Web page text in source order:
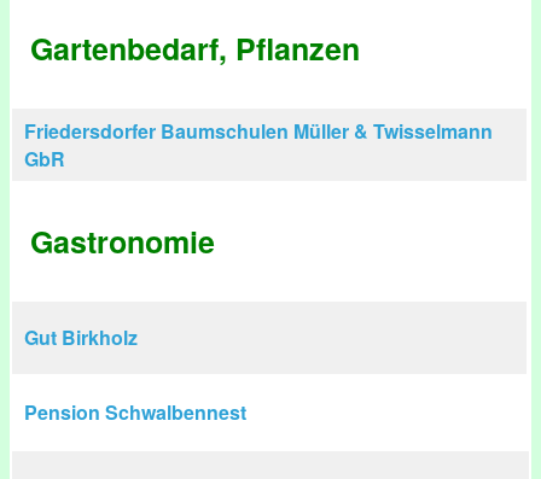
Gartenbedarf, Pflanzen
Friedersdorfer Baumschulen Müller & Twisselmann
GbR
Gastronomie
Gut Birkholz
Pension Schwalbennest